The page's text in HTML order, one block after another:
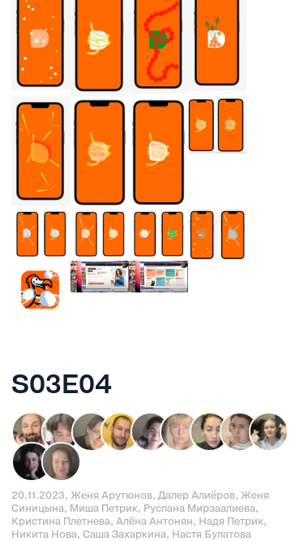
S03E04
20.11.2023, Женя Арутюнов, Далер Алиёров, Женя
Синицына, Миша Петрик, Руслана Мирзаалиева,
Кристина Плетнева, Алёна Антонян, Надя Петрик,
Никита Нова, Саша Захаркина, Настя Булатова